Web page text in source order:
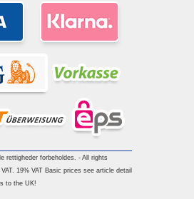
rettigheder forbeholdes. - All rights
19% VAT Basic prices see article detail
to the UK!